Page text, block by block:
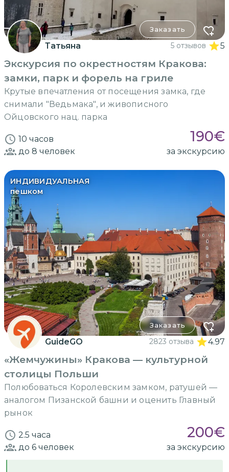
Заказать
Татьяна 5 отзывов 5
Экскурсия по окрестностям Кракова:
замки, парк и форель на гриле
Крутые впечатления от посещения замка, где
снимали "Ведьмака", и живописного
Ойцовского нац. парка
10 часов 190€
до 8 человек за экскурсию
ИНДИВИДУАЛЬНАЯ
пешком
Заказать
GuideGO 2823 отзыва 4.97
«Жемчужины» Кракова — культурной
столицы Польши
Полюбоваться Королевским замком, ратушей —
аналогом Пизанской башни и оценить Главный
рынок
2.5 часа 200€
до 6 человек за экскурсию